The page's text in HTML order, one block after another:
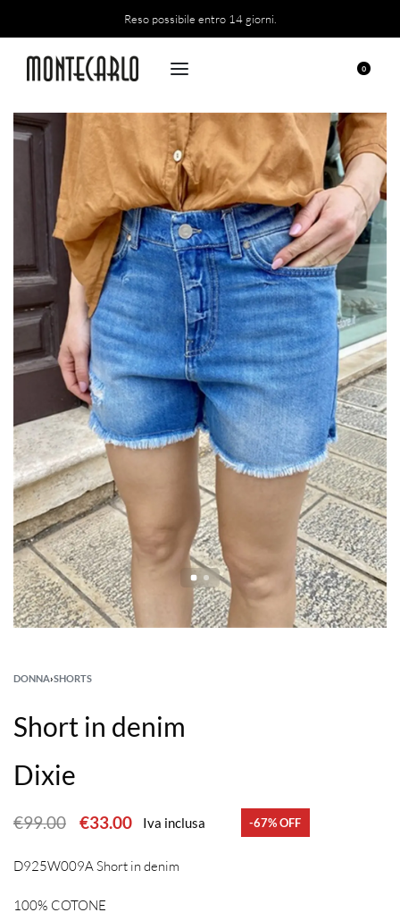
Reso possibile entro 14 giorni.
0
DONNA›SHORTS
Short in denim
Dixie
€99.00 €33.00 Iva inclusa -67% OFF
D925W009A Short in denim
100% COTONE